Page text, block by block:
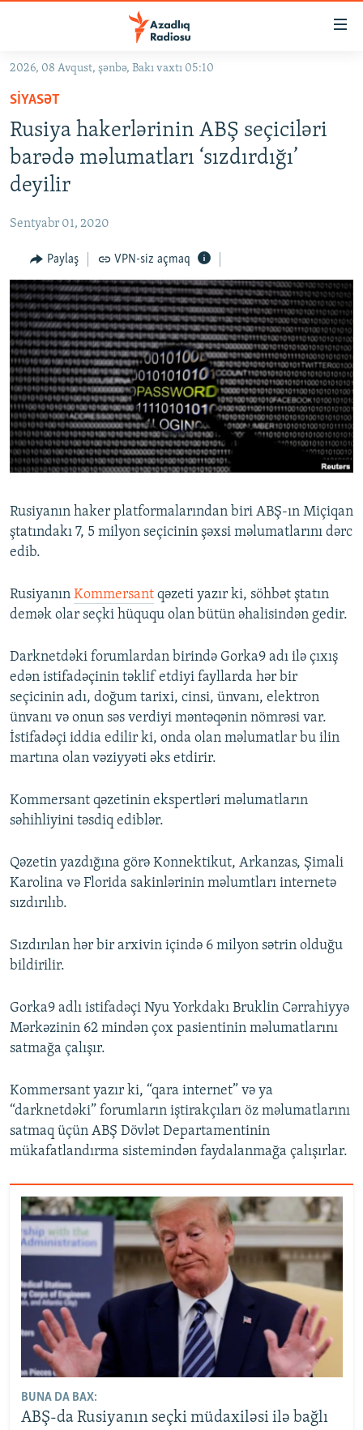
Əsas
qayıt
Əsas
naviqasiyaya
qayıt
Axtarışa
GÜNDƏM
KORRUPSIOMETR
#ƏSLINDƏ
QANUNI DOĞRU
ARAŞDIRMA
MULTIMEDIA
VIDEO
FOTOQALEREYA
İNFOQRAFIKA
KARIKATURA
RADIO ARXIV
OXU ZALI
AZƏRBAYCAN ƏDƏBIYYATI KITABXANASI
İSLAM VƏ DEMOKRATIYA
İZ - MƏDƏNIYYƏT PROQRAMI
HAQQIMIZDA
MISSIYAMIZ
PEŞƏ ETIKASI VƏ JURNALISTIKA STANDARTLARIMIZ
MATERIALLARIMIZDAN ISTIFADƏ
AZADLIQRADIOSU MOBIL TELEFONUNUZDA
XƏBƏR BÜLLETENLƏRIMIZ
BIZI IZLƏ
RFE/RL-in bütün saytları
2026, 08 Avqust, şənbə, Bakı vaxtı 05:10
SIYASƏT
Rusiya hakerlərinin ABŞ seçiciləri
barədə məlumatları ‘sızdırdığı’
deyilir
Sentyabr 01, 2020
Paylaş VPN-siz açmaq
Rusiyanın haker platformalarından biri ABŞ-ın Miçiqan
ştatındakı 7, 5 milyon seçicinin şəxsi məlumatlarını dərc
edib.
Rusiyanın Kommersant qəzeti yazır ki, söhbət ştatın
demək olar seçki hüququ olan bütün əhalisindən gedir.
Darknetdəki forumlardan birində Gorka9 adı ilə çıxış
edən istifadəçinin təklif etdiyi fayllarda hər bir
seçicinin adı, doğum tarixi, cinsi, ünvanı, elektron
ünvanı və onun səs verdiyi məntəqənin nömrəsi var.
İstifadəçi iddia edilir ki, onda olan məlumatlar bu ilin
martına olan vəziyyəti əks etdirir.
Kommersant qəzetinin ekspertləri məlumatların
səhihliyini təsdiq ediblər.
Qəzetin yazdığına görə Konnektikut, Arkanzas, Şimali
Karolina və Florida sakinlərinin məlumtları internetə
sızdırılıb.
Sızdırılan hər bir arxivin içində 6 milyon sətrin olduğu
bildirilir.
Gorka9 adlı istifadəçi Nyu Yorkdakı Bruklin Cərrahiyyə
Mərkəzinin 62 mindən çox pasientinin məlumatlarını
satmağa çalışır.
Kommersant yazır ki, “qara internet” və ya
“darknetdəki” forumların iştirakçıları öz məlumatlarını
satmaq üçün ABŞ Dövlət Departamentinin
mükafatlandırma sistemindən faydalanmağa çalışırlar.
BUNA DA BAX:
ABŞ-da Rusiyanın seçki müdaxiləsi ilə bağlı